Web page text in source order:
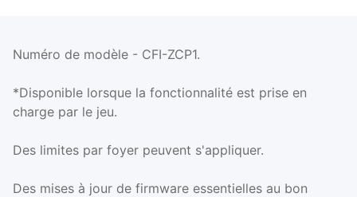
Numéro de modèle - CFI-ZCP1.
*Disponible lorsque la fonctionnalité est prise en
charge par le jeu.
Des limites par foyer peuvent s'appliquer.
Des mises à jour de firmware essentielles au bon